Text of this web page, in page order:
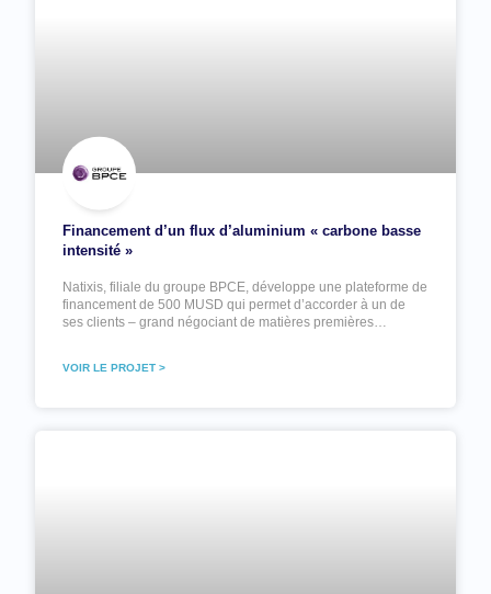
Financement d’un flux d’aluminium « carbone basse
intensité »
Natixis, filiale du groupe BPCE, développe une plateforme de
financement de 500 MUSD qui permet d’accorder à un de
ses clients – grand négociant de matières premières…
VOIR LE PROJET >